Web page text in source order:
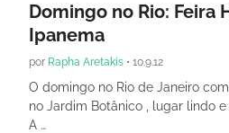
Domingo no Rio: Feira
Ipanema
por Rapha Aretakis • 10.9.12
O domingo no Rio de Janeiro
no Jardim Botânico , lugar lindo
A …